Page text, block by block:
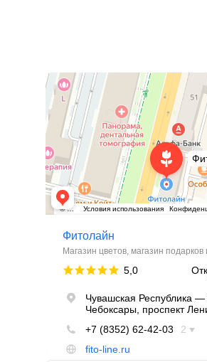
Фитолайн
Магазин цветов в Чебоксарах
Магазин подарков и сувениров в Чебоксарах